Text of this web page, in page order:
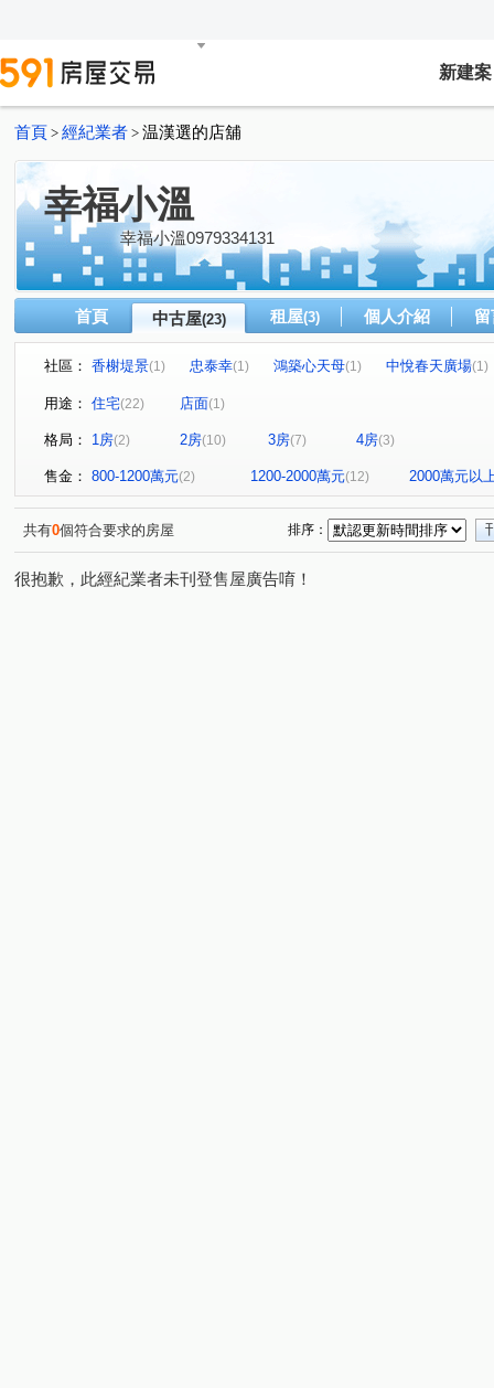
新建案
首頁 > 經紀業者 > 温漢選的店舖
幸福小溫
幸福小溫0979334131
首頁 中古屋(23) 租屋(3) 個人介紹
社區： 香榭堤景(1) 忠泰幸(1) 鴻築心天母(1) 中悅春天廣場(1)
君邑富疆
日昇大道 京澄園朗 大和富居 (2) 善美館
經國二路(1) 大興路 經國路(1) 有恆路 (1)
文中東
樹仁三街(1) 吉安街(1) 中央街(1) 文中三路(3)
中埔
興林路(1) 幸福路 (1) 寶慶路(1)
中華路
中正路(1)
用途： 住宅(22) 店面(1)
格局： 1房(2) 2房(10) 3房(7) 4房(3)
售金： 800-1200萬元(2) 1200-2000萬元(12) 2000萬元以
共有0個符合要求的房屋 排序：
很抱歉，此經紀業者未刊登售屋廣告唷！